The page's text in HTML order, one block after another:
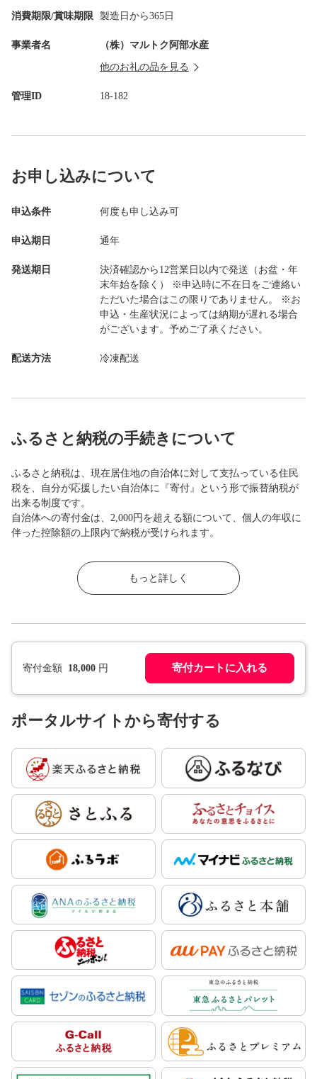
消費期限/賞味期限 製造日から365日
事業者名 （株）マルトク阿部水産
他のお礼の品を見る
管理ID 18-182
お申し込みについて
申込条件 何度も申し込み可
申込期日 通年
発送期日
決済確認から12営業日以内で発送（お盆・年
末年始を除く） ※申込時に不在日をご連絡い
ただいた場合はこの限りでありません。 ※お
申込・生産状況によっては納期が遅れる場合
がございます。予めご了承ください。
配送方法 冷凍配送
ふるさと納税の手続きについて
ふるさと納税は、現在居住地の自治体に対して支払っている住民
税を、自分が応援したい自治体に『寄付』という形で振替納税が
出来る制度です。
自治体への寄付金は、2,000円を超える額について、個人の年収に
伴った控除額の上限内で納税が受けられます。
もっと詳しく
寄付金額 18,000 円 寄付カートに入れる
ポータルサイトから寄付する